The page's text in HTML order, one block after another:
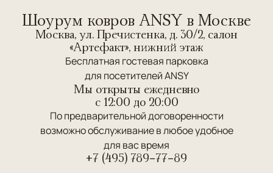
Шоурум ковров ANSY в Москве
Москва, ул. Пречистенка, д. 30/2, салон
«Артефакт», нижний этаж
Бесплатная гостевая парковка
для посетителей ANSY
Мы открыты ежедневно
c 12:00 до 20:00
По предварительной договоренности
возможно обслуживание в любое удобное
для вас время
+7 (495) 789-77-89